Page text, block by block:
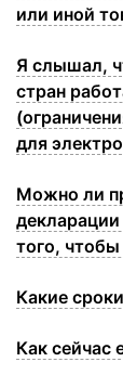
или иной
Я слышал,
стран
для
Можно ли
того,
Какие
Как сейчас